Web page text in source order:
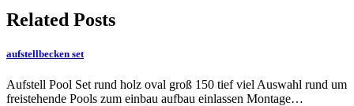
Related Posts
aufstellbecken set
Aufstell Pool Set rund holz oval groß 150 tief viel Auswahl rund um
freistehende Pools zum einbau aufbau einlassen Montage…